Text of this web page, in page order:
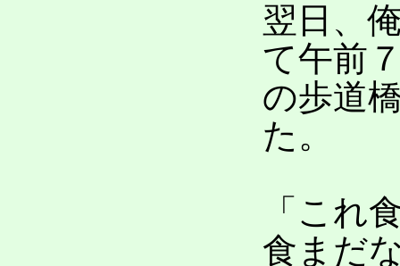
翌日、
て午前
の歩道
た。
「これ
食まだ